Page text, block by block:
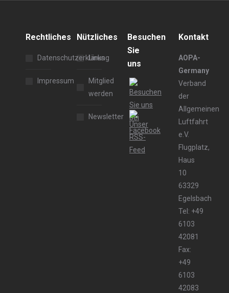
Rechtliches
Datenschutzerklärung
Impressum
Nützliches
Links
Mitglied
werden
Newsletter
Besuchen
Sie
uns
Kontakt
AOPA-
Germany
Verband
der
Allgemeinen
Luftfahrt
e.V.
Flugplatz,
Haus
10
63329
Egelsbach
Tel: +49
6103
42081
Fax:
+49
6103
42083